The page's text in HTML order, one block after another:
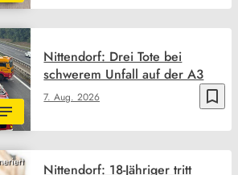
bookmark_border
7. Aug. 2026
Nittendorf: Drei Tote bei
schwerem Unfall auf der A3
Nittendorf: 18-Jähriger tritt